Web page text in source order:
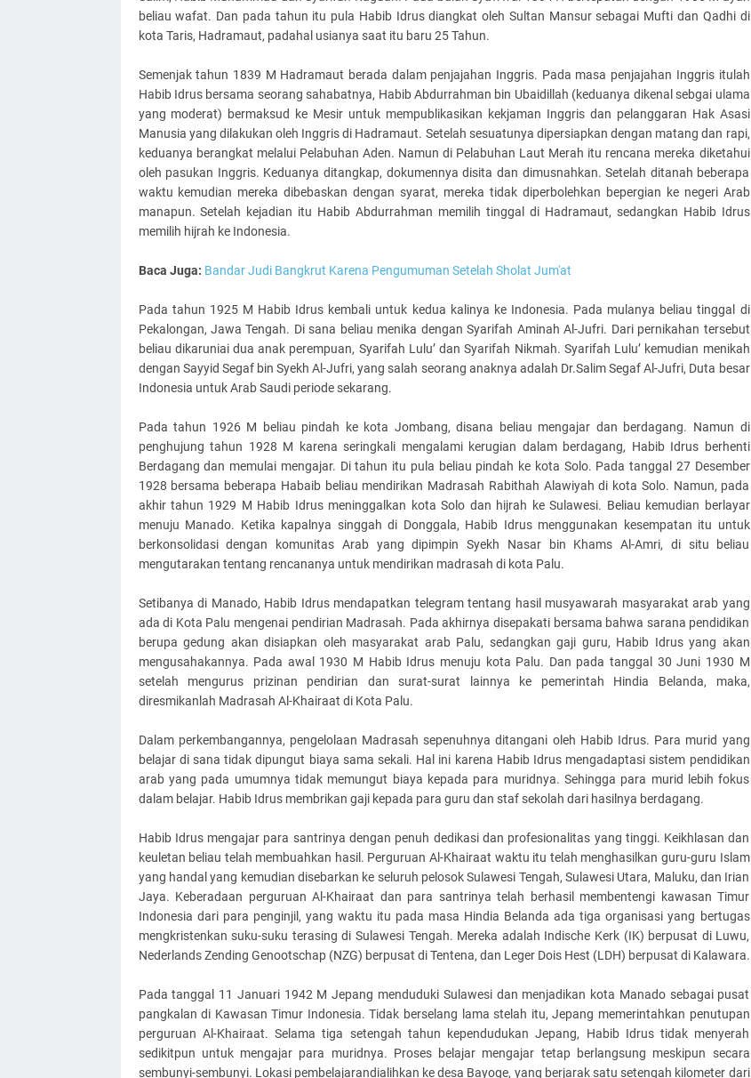
beliau wafat. Dan pada tahun itu pula Habib Idrus diangkat oleh Sultan Mansur sebagai Mufti dan Qadhi di
kota Taris, Hadramaut, padahal usianya saat itu baru 25 Tahun.
Semenjak tahun 1839 M Hadramaut berada dalam penjajahan Inggris. Pada masa penjajahan Inggris itulah
Habib Idrus bersama seorang sahabatnya, Habib Abdurrahman bin Ubaidillah (keduanya dikenal sebgai ulama
yang moderat) bermaksud ke Mesir untuk mempublikasikan kekjaman Inggris dan pelanggaran Hak Asasi
Manusia yang dilakukan oleh Inggris di Hadramaut. Setelah sesuatunya dipersiapkan dengan matang dan rapi,
keduanya berangkat melalui Pelabuhan Aden. Namun di Pelabuhan Laut Merah itu rencana mereka diketahui
oleh pasukan Inggris. Keduanya ditangkap, dokumennya disita dan dimusnahkan. Setelah ditanah beberapa
waktu kemudian mereka dibebaskan dengan syarat, mereka tidak diperbolehkan bepergian ke negeri Arab
manapun. Setelah kejadian itu Habib Abdurrahman memilih tinggal di Hadramaut, sedangkan Habib Idrus
memilih hijrah ke Indonesia.
Baca Juga: Bandar Judi Bangkrut Karena Pengumuman Setelah Sholat Jum'at
Pada tahun 1925 M Habib Idrus kembali untuk kedua kalinya ke Indonesia. Pada mulanya beliau tinggal di
Pekalongan, Jawa Tengah. Di sana beliau menika dengan Syarifah Aminah Al-Jufri. Dari pernikahan tersebut
beliau dikaruniai dua anak perempuan, Syarifah Lulu’ dan Syarifah Nikmah. Syarifah Lulu’ kemudian menikah
dengan Sayyid Segaf bin Syekh Al-Jufri, yang salah seorang anaknya adalah Dr.Salim Segaf Al-Jufri, Duta besar
Indonesia untuk Arab Saudi periode sekarang.
Pada tahun 1926 M beliau pindah ke kota Jombang, disana beliau mengajar dan berdagang. Namun di
penghujung tahun 1928 M karena seringkali mengalami kerugian dalam berdagang, Habib Idrus berhenti
Berdagang dan memulai mengajar. Di tahun itu pula beliau pindah ke kota Solo. Pada tanggal 27 Desember
1928 bersama beberapa Habaib beliau mendirikan Madrasah Rabithah Alawiyah di kota Solo. Namun, pada
akhir tahun 1929 M Habib Idrus meninggalkan kota Solo dan hijrah ke Sulawesi. Beliau kemudian berlayar
menuju Manado. Ketika kapalnya singgah di Donggala, Habib Idrus menggunakan kesempatan itu untuk
berkonsolidasi dengan komunitas Arab yang dipimpin Syekh Nasar bin Khams Al-Amri, di situ beliau
mengutarakan tentang rencananya untuk mendirikan madrasah di kota Palu.
Setibanya di Manado, Habib Idrus mendapatkan telegram tentang hasil musyawarah masyarakat arab yang
ada di Kota Palu mengenai pendirian Madrasah. Pada akhirnya disepakati bersama bahwa sarana pendidikan
berupa gedung akan disiapkan oleh masyarakat arab Palu, sedangkan gaji guru, Habib Idrus yang akan
mengusahakannya. Pada awal 1930 M Habib Idrus menuju kota Palu. Dan pada tanggal 30 Juni 1930 M
setelah mengurus prizinan pendirian dan surat-surat lainnya ke pemerintah Hindia Belanda, maka,
diresmikanlah Madrasah Al-Khairaat di Kota Palu.
Dalam perkembangannya, pengelolaan Madrasah sepenuhnya ditangani oleh Habib Idrus. Para murid yang
belajar di sana tidak dipungut biaya sama sekali. Hal ini karena Habib Idrus mengadaptasi sistem pendidikan
arab yang pada umumnya tidak memungut biaya kepada para muridnya. Sehingga para murid lebih fokus
dalam belajar. Habib Idrus membrikan gaji kepada para guru dan staf sekolah dari hasilnya berdagang.
Habib Idrus mengajar para santrinya dengan penuh dedikasi dan profesionalitas yang tinggi. Keikhlasan dan
keuletan beliau telah membuahkan hasil. Perguruan Al-Khairaat waktu itu telah menghasilkan guru-guru Islam
yang handal yang kemudian disebarkan ke seluruh pelosok Sulawesi Tengah, Sulawesi Utara, Maluku, dan Irian
Jaya. Keberadaan perguruan Al-Khairaat dan para santrinya telah berhasil membentengi kawasan Timur
Indonesia dari para penginjil, yang waktu itu pada masa Hindia Belanda ada tiga organisasi yang bertugas
mengkristenkan suku-suku terasing di Sulawesi Tengah. Mereka adalah Indische Kerk (IK) berpusat di Luwu,
Nederlands Zending Genootschap (NZG) berpusat di Tentena, dan Leger Dois Hest (LDH) berpusat di Kalawara.
Pada tanggal 11 Januari 1942 M Jepang menduduki Sulawesi dan menjadikan kota Manado sebagai pusat
pangkalan di Kawasan Timur Indonesia. Tidak berselang lama stelah itu, Jepang memerintahkan penutupan
perguruan Al-Khairaat. Selama tiga setengah tahun kependudukan Jepang, Habib Idrus tidak menyerah
sedikitpun untuk mengajar para muridnya. Proses belajar mengajar tetap berlangsung meskipun secara
sembunyi-sembunyi. Lokasi pembelajarandialihkan ke desa Bayoge, yang berjarak satu setengah kilometer dari